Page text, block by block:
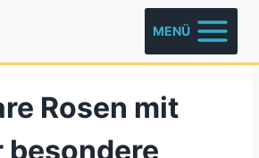
MENÜ
Rosen mit
besondere